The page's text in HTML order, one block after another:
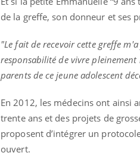
de la greffe, son donneur et ses
"Le fait de recevoir cette greffem'a
responsabilité de vivre
parents de ce jeune adolescent
En 2012, les médecins ont ainsi
trente ans et des projets de
proposent d’intégrer un
ouvert.